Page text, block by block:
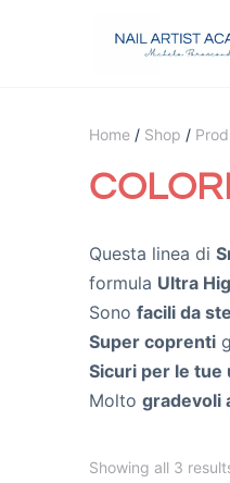
Home / Shop /
Questa linea di
formula Ultra
Sono facili da
Super coprenti
Sicuri per le tue
Molto gradevoli
Showing all 3